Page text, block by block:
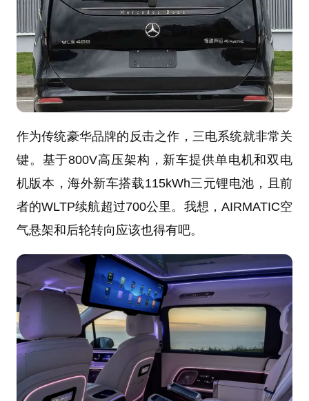
作为传统豪华品牌的反击之作，三电系统就非常关
键。基于800V高压架构，新车提供单电机和双电
机版本，海外新车搭载115kWh三元锂电池，且前
者的WLTP续航超过700公里。我想，AIRMATIC空
气悬架和后轮转向应该也得有吧。